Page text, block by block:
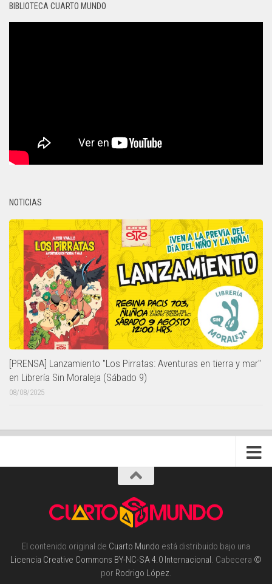
BIBLIOTECA CUARTO MUNDO
NOTICIAS
[PRENSA] Lanzamiento "Los Pirratas: Aventuras en tierra y mar"
en Librería Sin Moraleja (Sábado 9)
08/08/2025
El contenido original de Cuarto Mundo está distribuido bajo una
Licencia Creative Commons BY-NC-SA 4.0 Internacional. Cabecera ©
por Rodrigo López.